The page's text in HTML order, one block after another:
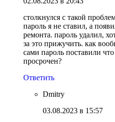
столкнулся с такой
пароль я не ставил, а
ремонта. пароль удалил,
за это прижучить. как
сами пароль поставили
просрочен?
Ответить
Dmitry
03.08.2023 в 15:57